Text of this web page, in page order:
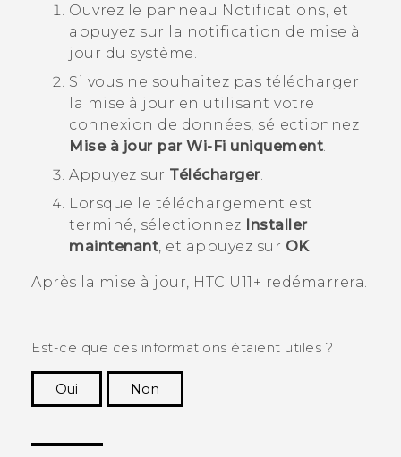
Ouvrez le panneau Notifications, et
appuyez sur la notification de mise à
jour du système.
Si vous ne souhaitez pas télécharger
la mise à jour en utilisant votre
connexion de données, sélectionnez
Mise à jour par Wi-Fi uniquement
Appuyez sur Télécharger.
Lorsque le téléchargement est
terminé, sélectionnez Installer
maintenant , et appuyez sur OK.
Après la mise à jour, HTC U11‍+ redémarrera.
Est-ce que ces informations étaient utiles ?
Oui
Non